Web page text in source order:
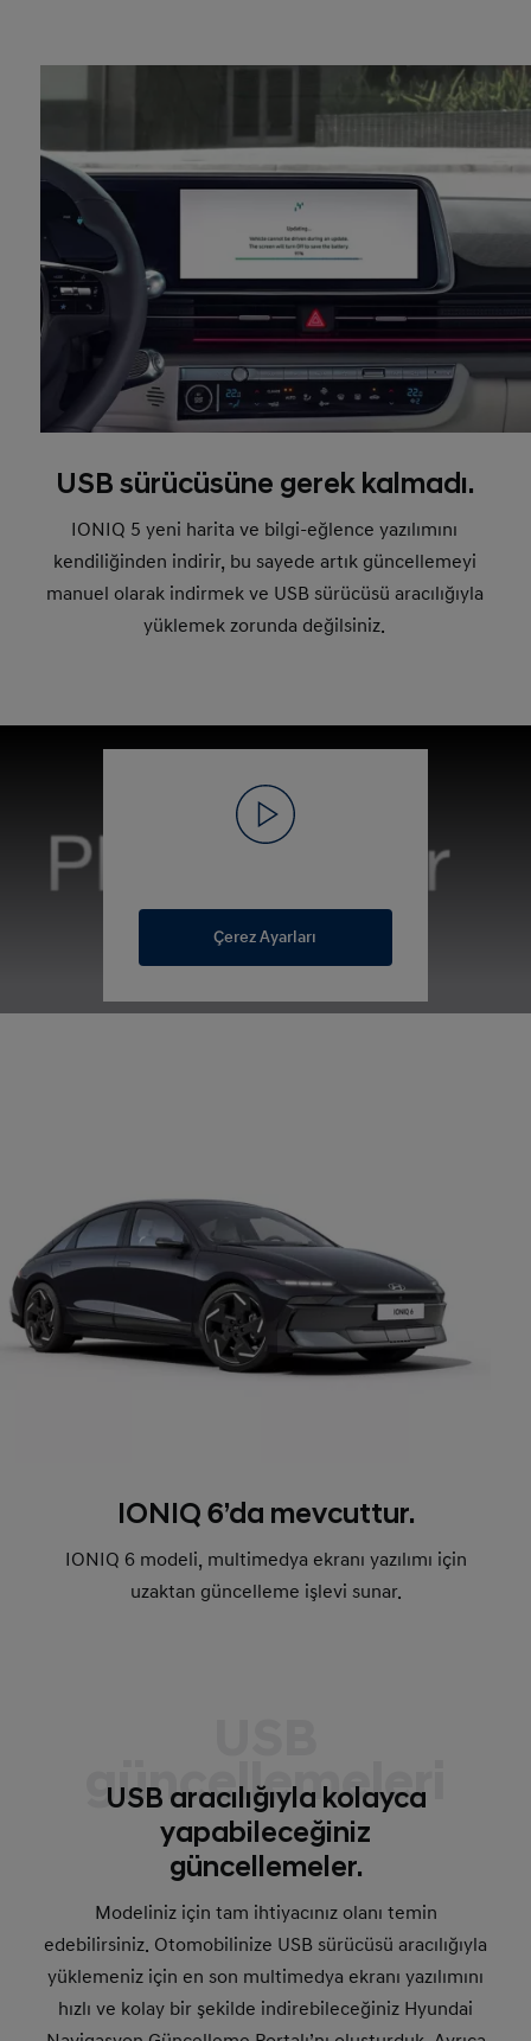
USB sürücüsüne gerek kalmadı.
IONIQ 5 yeni harita ve bilgi-eğlence yazılımını
kendiliğinden indirir, bu sayede artık güncellemeyi
manuel olarak indirmek ve USB sürücüsü aracılığıyla
yüklemek zorunda değilsiniz.
Çerez Ayarları
IONIQ 6’da mevcuttur.
IONIQ 6 modeli, multimedya ekranı yazılımı için
uzaktan güncelleme işlevi sunar.
güncellemeleri
USB aracılığıyla kolayca
yapabileceğiniz
güncellemeler.
Modeliniz için tam ihtiyacınız olanı temin
edebilirsiniz. Otomobilinize USB sürücüsü aracılığıyla
yüklemeniz için en son multimedya ekranı yazılımını
hızlı ve kolay bir şekilde indirebileceğiniz Hyundai